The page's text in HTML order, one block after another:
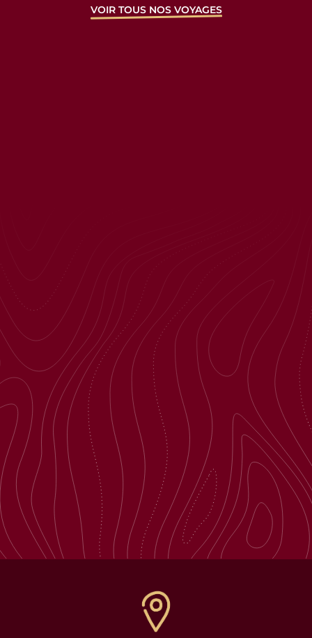
VOIR TOUS NOS VOYAGES